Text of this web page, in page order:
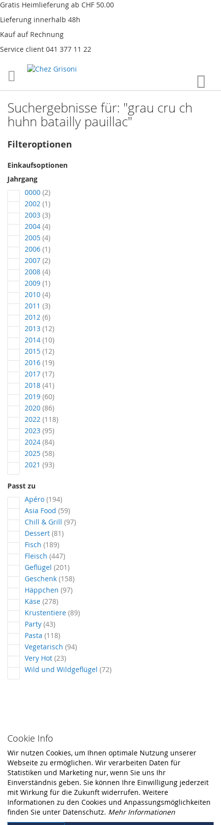
Gratis Heimlieferung ab CHF 50.00
Lieferung innerhalb 48h
Kauf auf Rechnung
Service client 041 377 11 22
Inhalt
Suchergebnisse für: "grau cru ch
huhn batailly pauillac"
Cookie Info
Wir nutzen Cookies, um Ihnen optimale Nutzung unserer
Webseite zu ermöglichen. Wir verarbeiten Daten für
Statistiken und Marketing nur, wenn Sie uns Ihr
Einverständnis geben. Sie können Ihre Einwilligung jederzeit
mit Wirkung für die Zukunft widerrufen. Weitere
Informationen zu den Cookies und Anpassungsmöglichkeiten
finden Sie unter Datenschutz. Mehr Informationen
Filteroptionen
Einkaufsoptionen
Jahrgang
0000 2Artikel
2002 1Artikel
2003 3Artikel
2004 4Artikel
2005 4Artikel
2006 1Artikel
2007 2Artikel
2008 4Artikel
2009 1Artikel
2010 4Artikel
2011 3Artikel
2012 6Artikel
2013 12Artikel
2014 10Artikel
2015 12Artikel
2016 19Artikel
2017 17Artikel
2018 41Artikel
2019 60Artikel
2020 86Artikel
2022 118Artikel
2023 95Artikel
2024 84Artikel
2025 58Artikel
2021 93Artikel
Passt zu
Apéro 194Artikel
Asia Food 59Artikel
Chill & Grill 97Artikel
Dessert 81Artikel
Fisch 189Artikel
Fleisch 447Artikel
Geflügel 201Artikel
Geschenk 158Artikel
Häppchen 97Artikel
Käse 278Artikel
Krustentiere 89Artikel
Party 43Artikel
Pasta 118Artikel
Vegetarisch 94Artikel
Very Hot 23Artikel
Wild und Wildgeflügel 72Artikel